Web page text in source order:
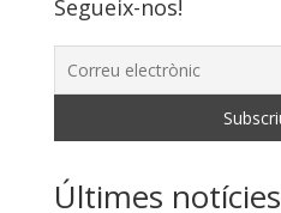
Segueix-nos!
Últimes notícies